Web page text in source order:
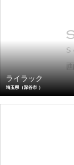
ライラック
埼玉県（深谷市 ）